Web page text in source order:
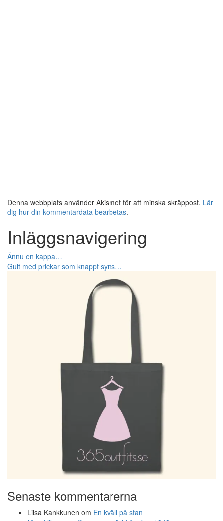
Denna webbplats använder Akismet för att minska skräppost. Lär
dig hur din kommentardata bearbetas.
Inläggsnavigering
Ännu en kappa…
Gult med prickar som knappt syns…
Senaste kommentarerna
Liisa Kankkunen om En kväll på stan